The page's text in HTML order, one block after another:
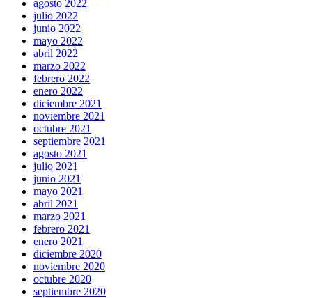
agosto 2022
julio 2022
junio 2022
mayo 2022
abril 2022
marzo 2022
febrero 2022
enero 2022
diciembre 2021
noviembre 2021
octubre 2021
septiembre 2021
agosto 2021
julio 2021
junio 2021
mayo 2021
abril 2021
marzo 2021
febrero 2021
enero 2021
diciembre 2020
noviembre 2020
octubre 2020
septiembre 2020